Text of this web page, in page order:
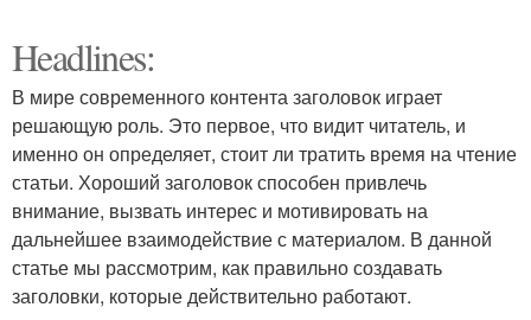
Headlines:
В мире современного контента заголовок играет
решающую роль. Это первое, что видит читатель, и
именно он определяет, стоит ли тратить время на чтение
статьи. Хороший заголовок способен привлечь
внимание, вызвать интерес и мотивировать на
дальнейшее взаимодействие с материалом. В данной
статье мы рассмотрим, как правильно создавать
заголовки, которые действительно работают.